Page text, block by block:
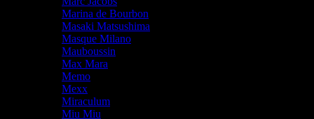
Marina de Bourbon
Masaki Matsushima
Masque Milano
Mauboussin
Max Mara
Memo
Mexx
Miraculum
Miu Miu